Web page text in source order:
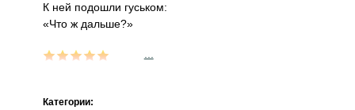
К ней подошли гуськом:
«Что ж дальше?»
Категории: